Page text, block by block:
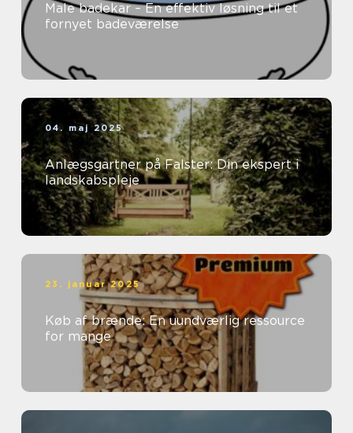
Male badekar – En effektiv løsning til et
fornyet badeværelse
04. maj 2025
Anlægsgartner på Falster: Din ekspert i
landskabspleje
23. januar 2025
Køb af brænde: En uundværlig ressource
for mange